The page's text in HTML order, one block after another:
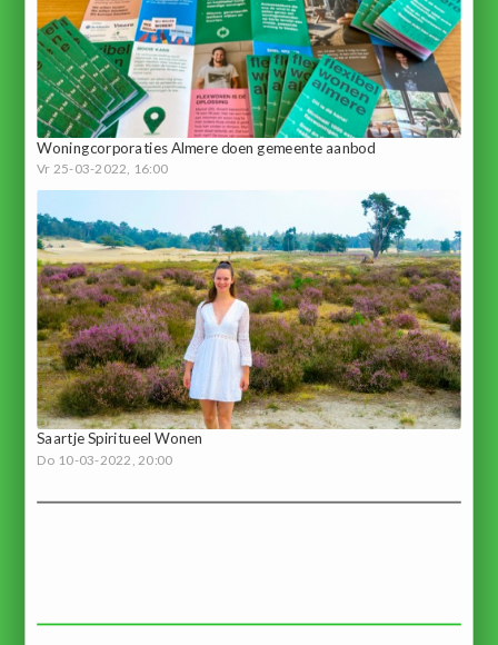
Woningcorporaties Almere doen gemeente aanbod
Vr 25-03-2022, 16:00
Saartje Spiritueel Wonen
Do 10-03-2022, 20:00